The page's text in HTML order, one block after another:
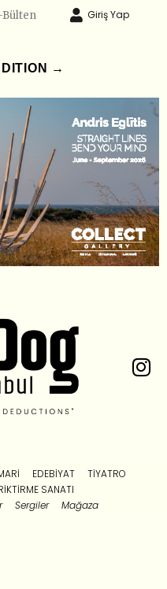
Bülten Giriş Yap
→
EDEBIYAT
TIYATRO
SANATI
Sergiler Mağaza